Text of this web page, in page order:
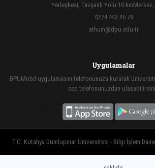
Yerleşkesi, Tavşanlı Yolu
0274 443 45 79
athum@dpu.edu.tr
Uygulamalar
DPUMobil uygulamasını telefonunuza kurarak
cep telefonunuzdan
T.C. Kütahya Dumlupınar Üniversitesi - Bilgi İşlem Daire